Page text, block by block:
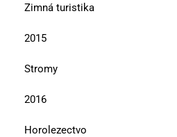
Zimná turistika
2015
Stromy
2016
Horolezectvo